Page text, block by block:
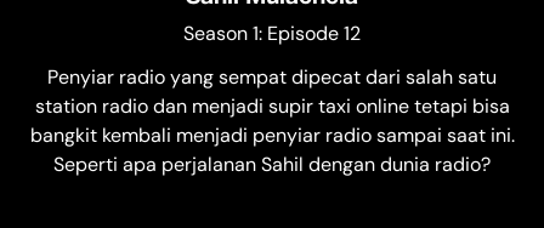
Season 1: Episode 12
Penyiar radio yang sempat dipecat dari salah satu
station radio dan menjadi supir taxi online tetapi bisa
bangkit kembali menjadi penyiar radio sampai saat ini.
Seperti apa perjalanan Sahil dengan dunia radio?